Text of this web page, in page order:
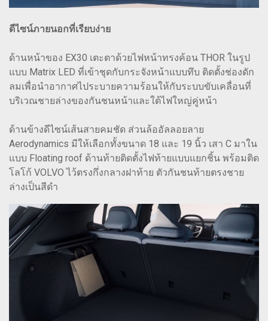
ดีไซน์ภายนอกที่เรียบง่าย
ด้านหน้าของ EX30 เตะตาด้วยไฟหน้าทรงค้อน THOR ในรูป
แบบ Matrix LED ที่เข้าชุดกับกระจังหน้าแบบทึบ ติดตั้งช่องดัก
ลมเพื่อนำอากาศไประบายความร้อนให้กับระบบขับเคลื่อนที่
บริเวณชายล่างของกันชนหน้าและใต้ไฟใหญ่คู่หน้า
ด้านข้างดีไซน์เส้นสายคมชัด ส่วนล้ออัลลอยลาย
Aerodynamics มีให้เลือกทั้งขนาด 18 และ 19 นิ้ว เสา C มาใน
แบบ Floating roof ด้านท้ายติดตั้งไฟท้ายแบบแยกชิ้น พร้อมติด
โลโก้ VOLVO ไว้ตรงกึ่งกลางฝาท้าย ตัวกันชนท้ายตรงชาย
ล่างเป็นสีดำ